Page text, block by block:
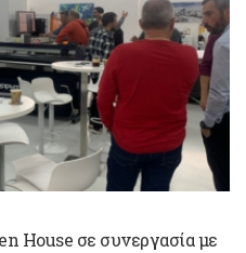
House σε συνεργασία με